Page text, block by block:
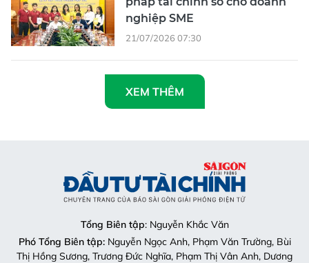
nghiệp SME
21/07/2026 07:30
XEM THÊM
Tổng Biên tập: Nguyễn Khắc Văn
Phó Tổng Biên tập:Nguyễn Ngọc Anh, Phạm Văn Trường, Bùi
Thị Hồng Sương, Trương Đức Nghĩa, Phạm Thị Vân Anh, Dương